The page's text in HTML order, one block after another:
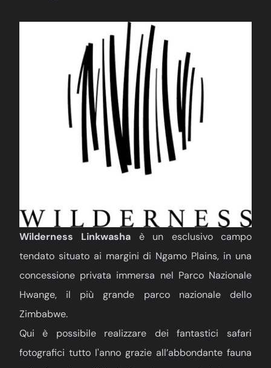
Wilderness Linkwasha è un esclusivo campo
tendato situato ai margini di Ngamo Plains, in una
concessione privata immersa nel Parco Nazionale
Hwange, il più grande parco nazionale dello
Zimbabwe.
Qui è possibile realizzare dei fantastici safari
fotografici tutto l'anno grazie all’abbondante fauna